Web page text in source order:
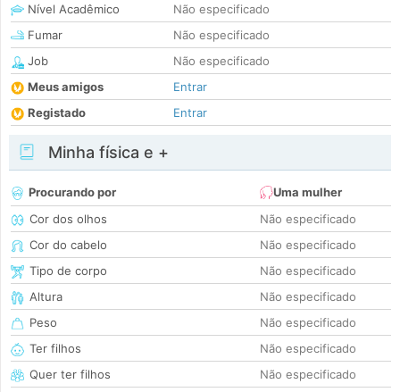
Nível Acadêmico
Não especificado
Fumar
Não especificado
Job
Não especificado
Meus amigos
Entrar
Registado
Entrar
Minha física e +
Procurando por
Uma mulher
Cor dos olhos
Não especificado
Cor do cabelo
Não especificado
Tipo de corpo
Não especificado
Altura
Não especificado
Peso
Não especificado
Ter filhos
Não especificado
Quer ter filhos
Não especificado